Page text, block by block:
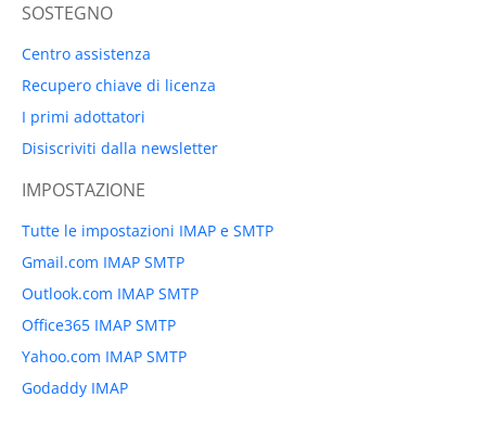
SOSTEGNO
Centro assistenza
Recupero chiave di licenza
I primi adottatori
Disiscriviti dalla newsletter
IMPOSTAZIONE
Tutte le impostazioni IMAP e SMTP
Gmail.com IMAP SMTP
Outlook.com IMAP SMTP
Office365 IMAP SMTP
Yahoo.com IMAP SMTP
Godaddy IMAP